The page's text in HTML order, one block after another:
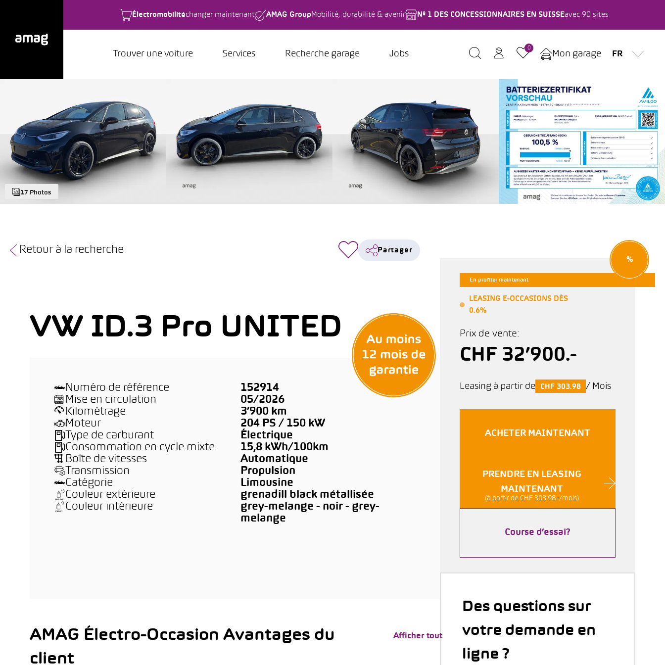
Électromobilitéchanger maintenant AMAG Group Mobilité, durabilité & avenir Nº 1 DES CONCESSIONNAIRES EN SUISSEavec 90 sites
Trouver une voiture Services Recherche garage Jobs
0
Mon garage FR
17 Photos
Retour à la recherche Partager
VW ID.3 Pro UNITED
Numéro de référence
152914
Mise en circulation
05/2026
Kilométrage
3’900 km
Moteur
204 PS / 150 kW
Type de carburant
Électrique
Consommation en cycle mixte
15,8 kWh/100km
Boîte de vitesses
Automatique
Transmission
Propulsion
Catégorie
Limousine
Couleur extérieure
grenadill black métallisée
Couleur intérieure
grey-melange - noir - grey-
melange
AMAG Électro-Occasion Avantages du
client
Afficher tout
En profiter maintenant
%
LEASING E-OCCASIONS DÈS
0.6%
Prix de vente:
CHF 32’900.-
Leasing à partir de CHF 303.98 / Mois
ACHETER MAINTENANT
PRENDRE EN LEASING
MAINTENANT
(à partir de CHF 303.98.-/mois)
Course d’essai?
Des questions sur
votre demande en
ligne ?